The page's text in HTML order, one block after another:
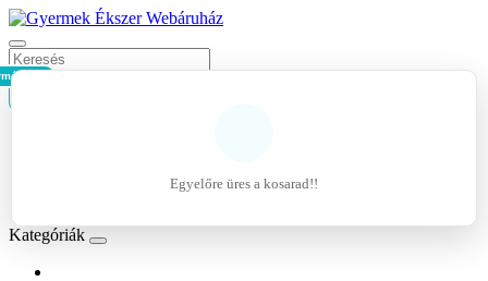
- 0Ft
Egyelőre üres a kosarad!!
Kategóriák